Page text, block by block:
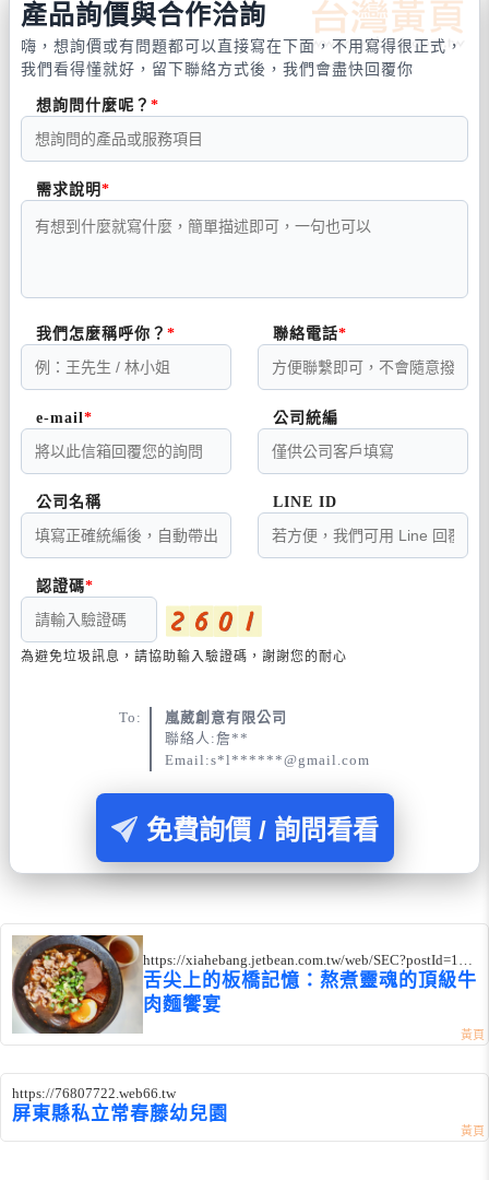
產品詢價與合作洽詢
嗨，想詢價或有問題都可以直接寫在下面，不用寫得很正式，
我們看得懂就好，留下聯絡方式後，我們會盡快回覆你
想詢問什麼呢？
需求說明
我們怎麼稱呼你？ 聯絡電話
e-mail 公司統編
公司名稱 LINE ID
認證碼
為避免垃圾訊息，請協助輸入驗證碼，謝謝您的耐心
To:
嵐葳創意有限公司
聯絡人:詹**
Email:s*l******@gmail.com
免費詢價 / 詢問看看
https://xiahebang.jetbean.com.tw/web/SEC?postId=135
6911
舌尖上的板橋記憶：熬煮靈魂的頂級牛
肉麵饗宴
https://76807722.web66.tw
屏東縣私立常春藤幼兒園